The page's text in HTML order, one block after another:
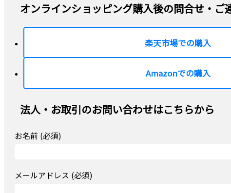
オンラインショッピング購入後の問合せ・ご
楽天市場での購入
Amazonでの購入
法人・お取引のお問い合わせはこちらから
お名前 (必須)
メールアドレス (必須)